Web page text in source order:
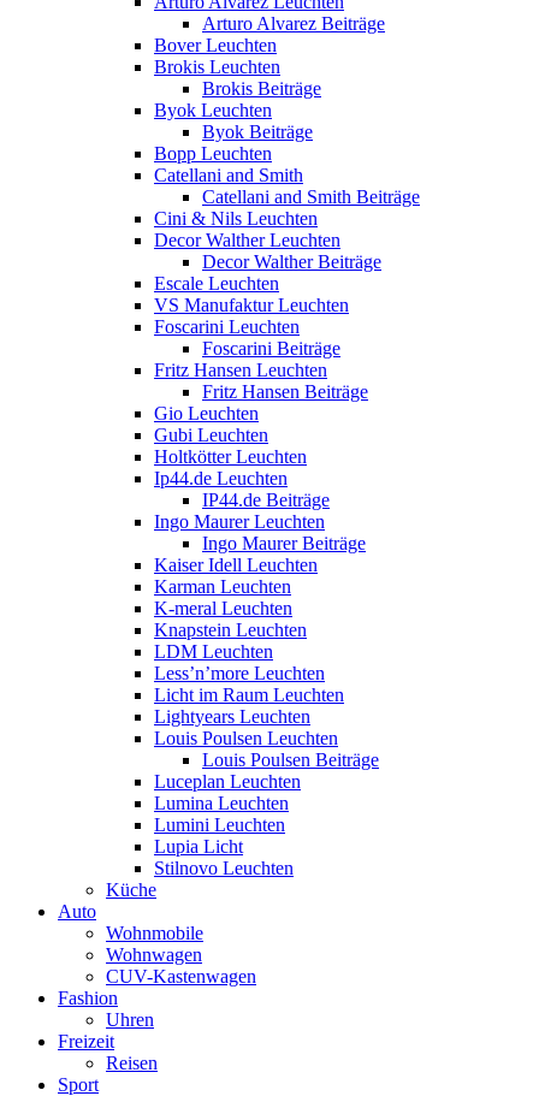
Arturo Alvarez Beiträge
Bover Leuchten
Brokis Leuchten
Brokis Beiträge
Byok Leuchten
Byok Beiträge
Bopp Leuchten
Catellani and Smith
Catellani and Smith Beiträge
Cini & Nils Leuchten
Decor Walther Leuchten
Decor Walther Beiträge
Escale Leuchten
VS Manufaktur Leuchten
Foscarini Leuchten
Foscarini Beiträge
Fritz Hansen Leuchten
Fritz Hansen Beiträge
Gio Leuchten
Gubi Leuchten
Holtkötter Leuchten
Ip44.de Leuchten
IP44.de Beiträge
Ingo Maurer Leuchten
Ingo Maurer Beiträge
Kaiser Idell Leuchten
Karman Leuchten
K-meral Leuchten
Knapstein Leuchten
LDM Leuchten
Less’n’more Leuchten
Licht im Raum Leuchten
Lightyears Leuchten
Louis Poulsen Leuchten
Louis Poulsen Beiträge
Luceplan Leuchten
Lumina Leuchten
Lumini Leuchten
Lupia Licht
Stilnovo Leuchten
Küche
Auto
Wohnmobile
Wohnwagen
CUV-Kastenwagen
Fashion
Uhren
Freizeit
Reisen
Sport